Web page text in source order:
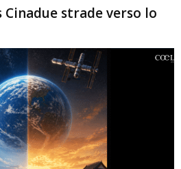
Cinadue strade verso lo